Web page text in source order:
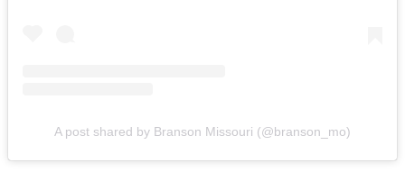
A post shared by Branson Missouri (@branson_mo)